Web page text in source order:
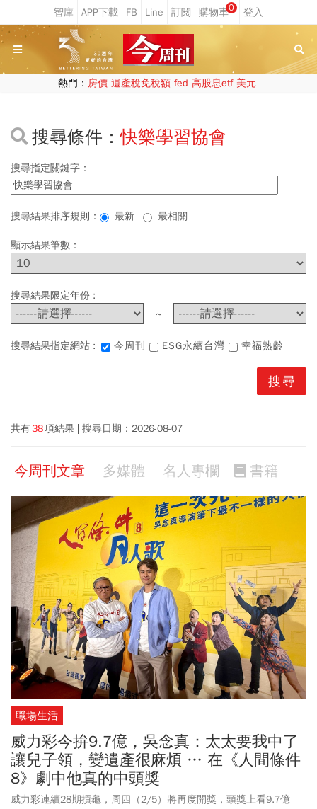
0
熱門： 房價 遺產稅免稅額 fed 高股息etf 美元
搜尋條件：快樂學習協會
搜尋指定關鍵字：
搜尋結果排序規則： 最新 最相關
顯示結果筆數：
搜尋結果限定年份 :
~
搜尋結果指定網站 : 今周刊 ESG永續台灣 幸福熟齡
共有38項結果 搜尋日期： 2026-08-07
今周刊文章 多媒體 名人專欄 書籍
職場生活
威力彩今拚9.7億，吳念真：太太要我中了
讓兒子領，變遺產很麻煩 … 在《人間條件
8》劇中他真的中頭獎
威力彩連續28期摃龜，周四（2/5）將再度開獎，頭獎上看9.7億